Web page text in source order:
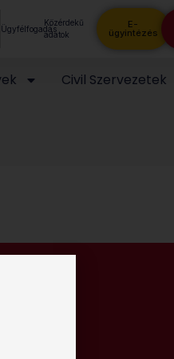
Ügyfélfogadás
Közérdekű
adatok
E-
ügyintézés
Civil Szervezetek